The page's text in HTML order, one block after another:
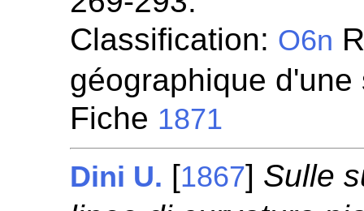
Classification: O6n
géographique
Fiche 1871
Dini U. [1867] Sulle